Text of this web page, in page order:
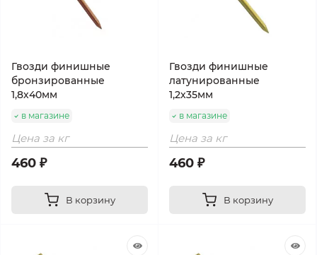
Гвозди финишные
бронзированные
1,8х40мм
в магазине
Цена за кг
460 ₽
В корзину
Гвозди финишные
латунированные
1,2х35мм
в магазине
Цена за кг
460 ₽
В корзину